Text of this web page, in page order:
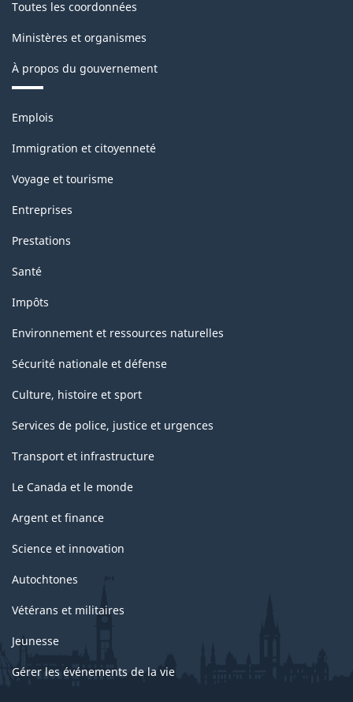
Toutes les coordonnées
Ministères et organismes
À propos du gouvernement
Thèmes
sujets
Emplois
Immigration et citoyenneté
Voyage et tourisme
Entreprises
Prestations
Santé
Impôts
Environnement et ressources naturelles
Sécurité nationale et défense
Culture, histoire et sport
Services de police, justice et urgences
Transport et infrastructure
Le Canada et le monde
Argent et finance
Science et innovation
Autochtones
Vétérans et militaires
Jeunesse
Gérer les événements de la vie